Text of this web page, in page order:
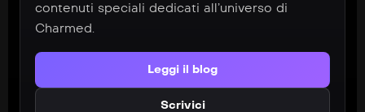
contenuti speciali dedicati all’universo di
Charmed.
Leggi il blog
Scrivici